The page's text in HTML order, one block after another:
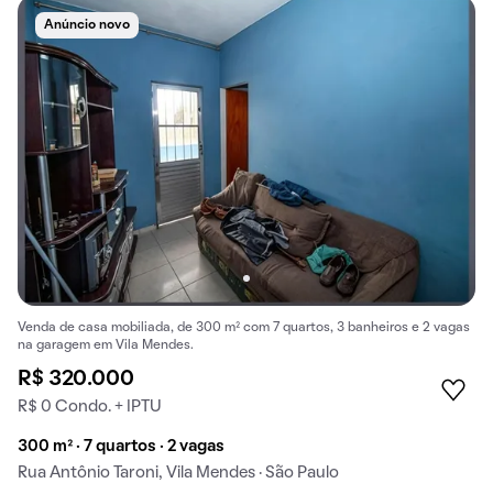
Anúncio novo
Venda de casa mobiliada, de 300 m² com 7 quartos, 3 banheiros e 2 vagas
na garagem em Vila Mendes.
R$ 320.000
R$ 0 Condo. + IPTU
300 m² · 7 quartos · 2 vagas
Rua Antônio Taroni, Vila Mendes · São Paulo